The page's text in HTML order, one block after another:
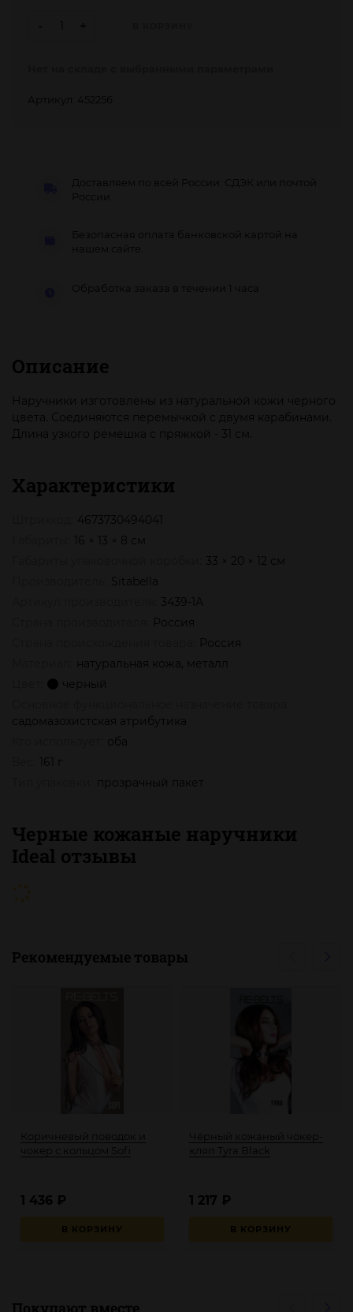
Артикул: 452256
Доставляем по всей России: СДЭК или почтой
Безопасная оплата банковской картой на
нашем сайте.
Обработка заказа в течении 1 часа
Описание
Наручники изготовлены из натуральной кожи черного
цвета. Соединяются перемычкой с двумя карабинами.
Длина узкого ремешка с пряжкой - 31 см.
Характеристики
4673730494041
16 × 13 × 8 см
33 × 20 × 12 см
Sitabella
3439-1А
Россия
Россия
натуральная кожа, металл
черный
садомазохистская атрибутика
оба
161 г
прозрачный пакет
Черные кожаные наручники
Ideal отзывы
Рекомендуемые товары
Коричневый поводок и
чокер с кольцом Sofi
В КОРЗИНУ
1 436 ₽
Чёрный кожаный чокер-
кляп Tyra Black
В КОРЗИНУ
1 217 ₽
Покупают вместе